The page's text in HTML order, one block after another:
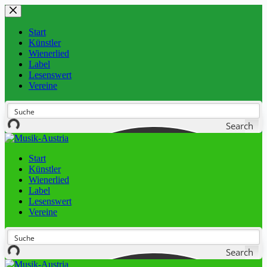
Start
Künstler
Wienerlied
Label
Lesenswert
Vereine
Search
Start
Künstler
Wienerlied
Label
Lesenswert
Vereine
Search